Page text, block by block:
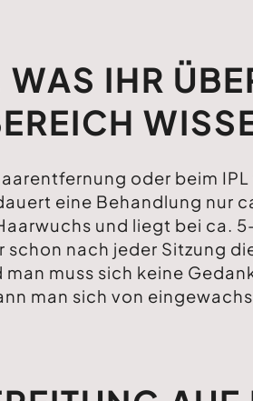
IHR
oder beim
eine Behandlung nur
und liegt bei ca.
schon nach jeder Sitzung
muss sich keine
man sich von